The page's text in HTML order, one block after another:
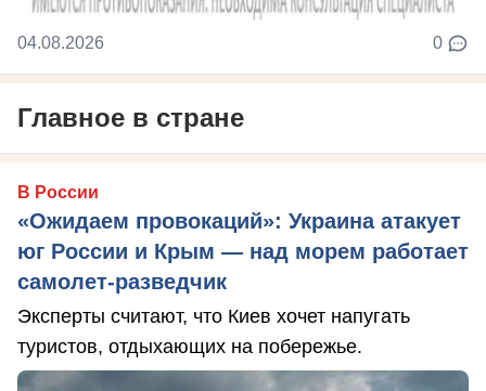
04.08.2026 0
Главное в стране
В России
«Ожидаем провокаций»: Украина атакует
юг России и Крым — над морем работает
самолет-разведчик
Эксперты считают, что Киев хочет напугать
туристов, отдыхающих на побережье.